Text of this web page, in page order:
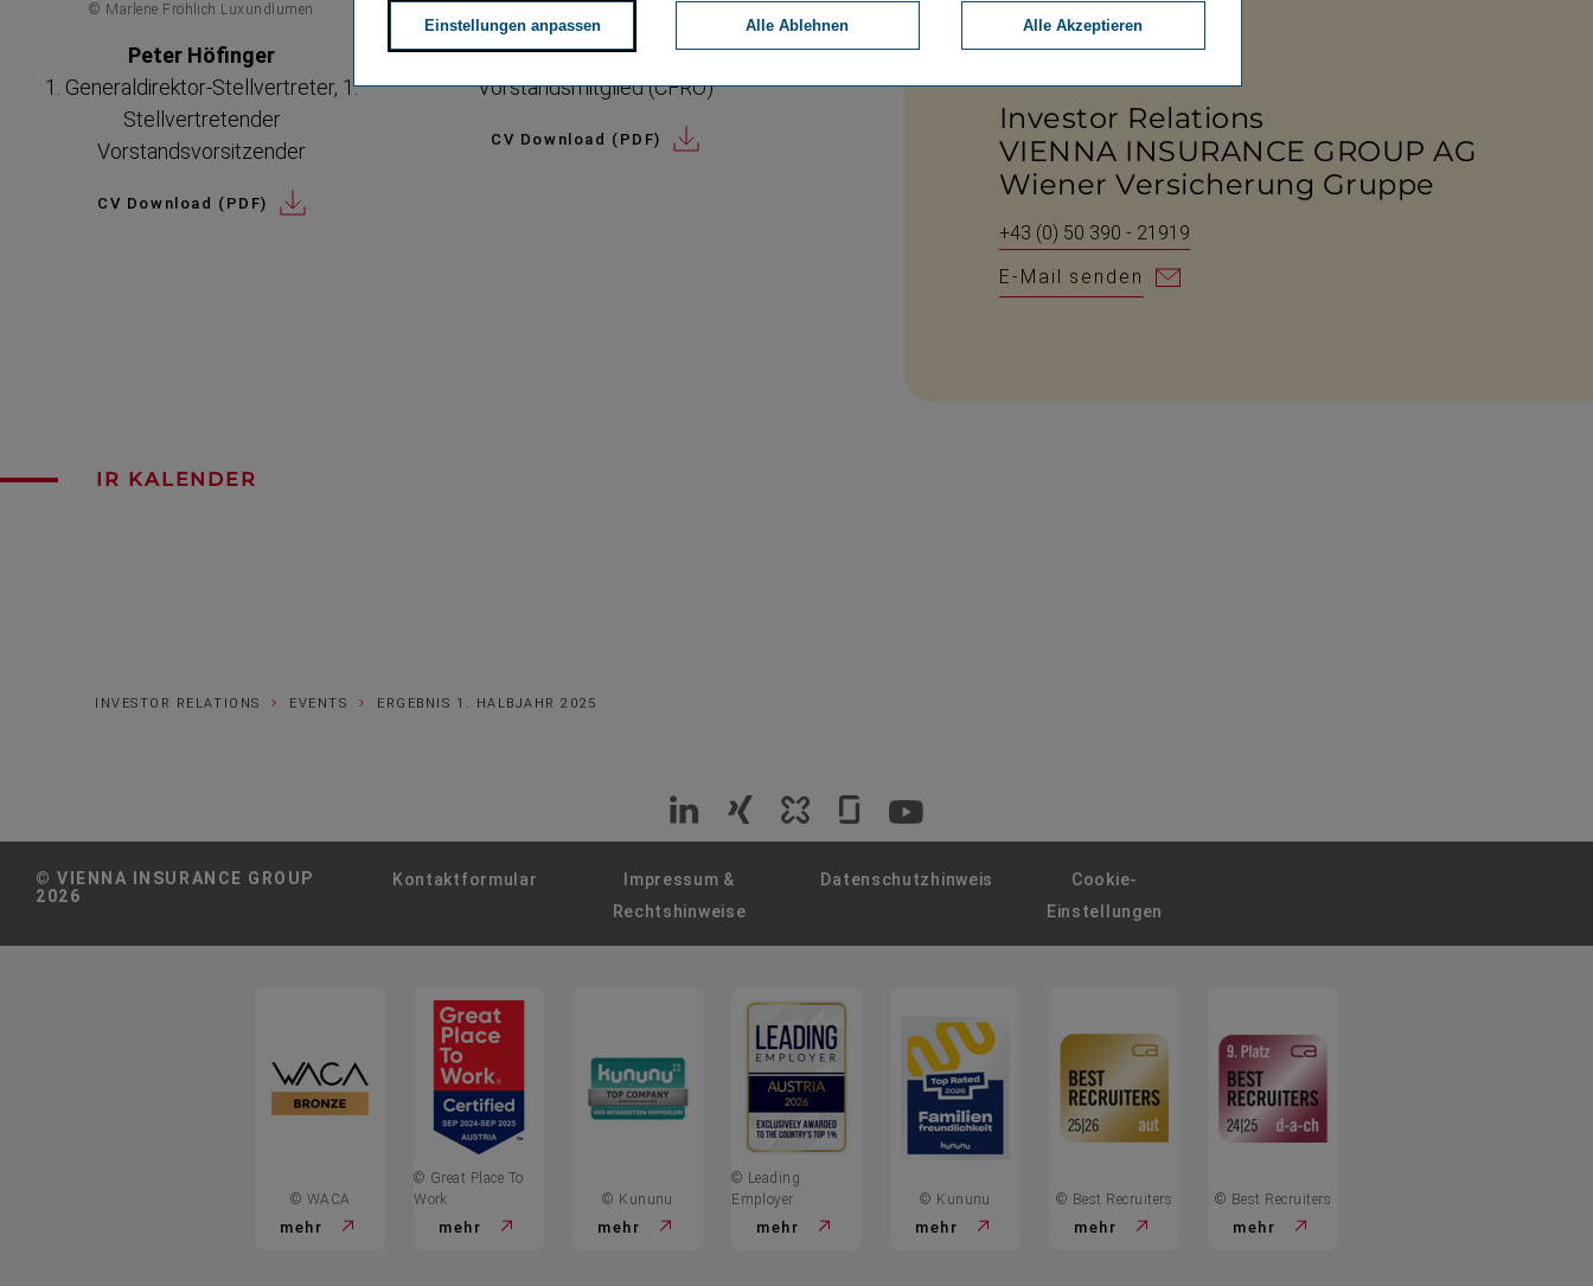
© Marlene Fröhlich Luxundlumen
Peter Höfinger
1. Generaldirektor-Stellvertreter, 1.
Stellvertretender
Vorstandsvorsitzender
CV Download (PDF)
Liane Hirner
Vorstandsmitglied (CFRO)
CV Download (PDF)
Investor Relations
VIENNA INSURANCE GROUP AG
Wiener Versicherung Gruppe
+43 (0) 50 390 - 21919
E-Mail senden
IR KALENDER
INVESTOR RELATIONS EVENTS ERGEBNIS 1. HALBJAHR 2025
VIG
auf
LinkedIn
VIG
auf
Xing
VIG
auf
Kununu
VIG
auf
Glassdoor
VIG
auf
YouTube
© VIENNA INSURANCE GROUP
2026
Kontaktformular
Impressum &
Rechtshinweise
Datenschutzhinweis
Cookie-
Einstellungen
© WACA
mehr
© Great Place To
Work
mehr
© Kununu
mehr
© Leading
Employer
mehr
© Kununu
mehr
© Best Recruiters
mehr
© Best Recruiters
mehr
Einstellungen anpassen Alle Ablehnen Alle Akzeptieren